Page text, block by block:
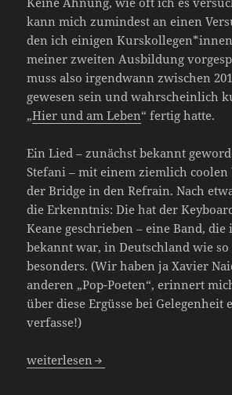
kann mich zumindest an einen
den ich einigen
meiner zweiten Ausbildung
muss also irgendwann zwischen
gewesen sein und wahrscheinlich
„Hier und am Leben“ fertig hatte.
Ein Lied – zunächst bekannt
Stefani – mit einem ziemlich coolen
der Bridge in den Refrain. Nach
die Erkenntnis: Die hat der
Keane geschrieben – eine Band,
bekannt war, in Deutschland wie
besonders. (Wir haben ja Xavier
anderen „Pop-Poeten“, erinnert
über diese Ergüsse bei Gelegenheit
verfasse!)
Looks like an Early Winter
weiterlesen